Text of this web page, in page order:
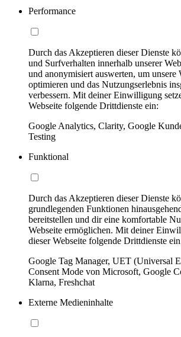
Performance
Durch das Akzeptieren dieser Dienste
und Surfverhalten innerhalb unserer
und anonymisiert auswerten, um unsere
optimieren und das Nutzungserlebnis
verbessern. Mit deiner Einwilligung
Webseite folgende Drittdienste ein:
Google Analytics, Clarity, Google
Testing
Funktional
Durch das Akzeptieren dieser Dienste
grundlegenden Funktionen
bereitstellen und dir eine komfortable
Webseite ermöglichen. Mit deiner
dieser Webseite folgende Drittdienste
Google Tag Manager, UET (Universal
Consent Mode von Microsoft, Google
Klarna, Freshchat
Externe Medieninhalte